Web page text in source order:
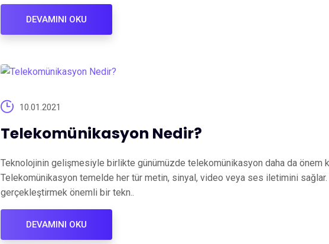
DEVAMINI OKU
10.01.2021
Telekomünikasyon Nedir?
Teknolojinin gelişmesiyle birlikte günümüzde telekomünikasyon daha da önem
Telekomünikasyon temelde her tür metin, sinyal, video veya ses iletimini
gerçekleştirmek önemli bir tekn..
DEVAMINI OKU